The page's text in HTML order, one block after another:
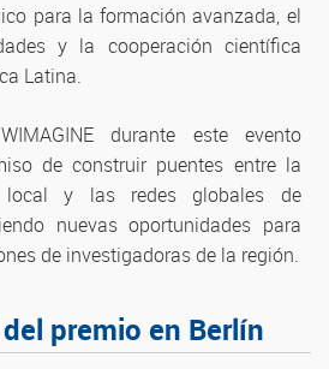
para la formación avanzada, el
y la cooperación científica
Latina.
durante este evento
de construir puentes entre la
local y las redes globales de
nuevas oportunidades para
de investigadoras de la región.
premio en Berlín